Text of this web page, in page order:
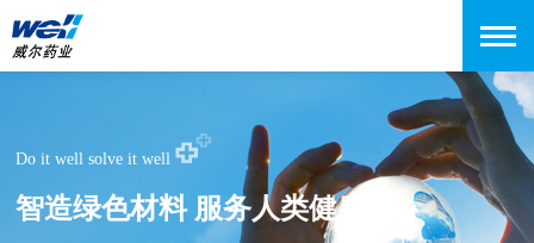
Do it well solve it well
智造绿色材料 服务人类健康